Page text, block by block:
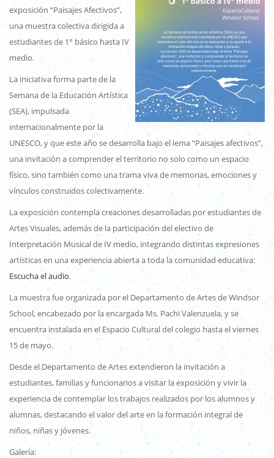
exposición “Paisajes Afectivos”,
una muestra colectiva dirigida a
estudiantes de 1° básico hasta IV
medio.
La iniciativa forma parte de la
Semana de la Educación Artística
(SEA), impulsada
internacionalmente por la
UNESCO, y que este año se desarrolla bajo el lema “Paisajes afectivos”,
una invitación a comprender el territorio no solo como un espacio
físico, sino también como una trama viva de memorias, emociones y
vínculos construidos colectivamente.
La exposición contempla creaciones desarrolladas por estudiantes de
Artes Visuales, además de la participación del electivo de
Interpretación Musical de IV medio, integrando distintas expresiones
artísticas en una experiencia abierta a toda la comunidad educativa:
Escucha el audio.
La muestra fue organizada por el Departamento de Artes de Windsor
School, encabezado por la encargada Ms. Pachi Valenzuela, y se
encuentra instalada en el Espacio Cultural del colegio hasta el viernes
15 de mayo.
Desde el Departamento de Artes extendieron la invitación a
estudiantes, familias y funcionarios a visitar la exposición y vivir la
experiencia de contemplar los trabajos realizados por los alumnos y
alumnas, destacando el valor del arte en la formación integral de
niños, niñas y jóvenes.
Galería: